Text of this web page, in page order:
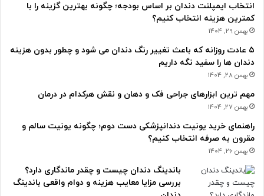
انتخاب ایمپلنت دندان بر اساس بودجه؛ چگونه بهترین گزینه را با
کمترین هزینه انتخاب کنیم؟
بهمن 29, 1404
۵ عادت روزانه که باعث تغییر رنگ دندان می شود و چطور بدون هزینه
دندان ها را سفید نگه داریم
بهمن 28, 1404
مهم ترین ابزارهای جراحی فک و دهان و نقش هرکدام در درمان
بهمن 27, 1404
راهنمای خرید یونیت دندانپزشکی دست دوم؛ چگونه یونیت سالم و
مقرون به صرفه انتخاب کنیم؟
بهمن 26, 1404
باندینگ دندان چیست و چقدر ماندگاری دارد؟
بررسی مزایا معایب هزینه و دوام واقعی باندینگ